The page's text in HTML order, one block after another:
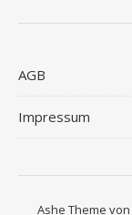
AGB
Impressum
Ashe Theme von